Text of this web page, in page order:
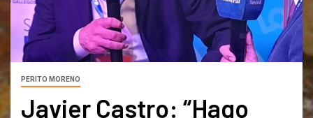
PERITO MORENO
Javier Castro: “Hago